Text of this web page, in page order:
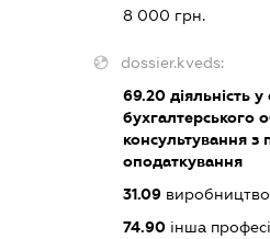
8 000 грн.
dossier.kveds:
69.20 діяльність у
бухгалтерського
консультування з
оподаткування
31.09
74.90 інша